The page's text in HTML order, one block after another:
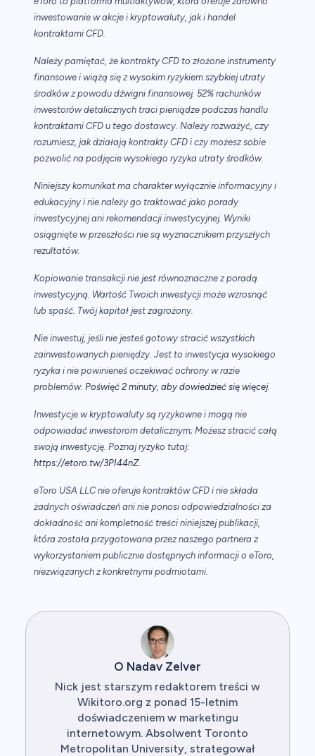
inwestowanie w akcje i kryptowaluty, jak i handel
kontraktami CFD.
Należy pamiętać, że kontrakty CFD to złożone instrumenty
finansowe i wiążą się z wysokim ryzykiem szybkiej utraty
środków z powodu dźwigni finansowej. 52% rachunków
inwestorów detalicznych traci pieniądze podczas handlu
kontraktami CFD u tego dostawcy. Należy rozważyć, czy
rozumiesz, jak działają kontrakty CFD i czy możesz sobie
pozwolić na podjęcie wysokiego ryzyka utraty środków.
Niniejszy komunikat ma charakter wyłącznie informacyjny i
edukacyjny i nie należy go traktować jako porady
inwestycyjnej ani rekomendacji inwestycyjnej. Wyniki
osiągnięte w przeszłości nie są wyznacznikiem przyszłych
rezultatów.
Kopiowanie transakcji nie jest równoznaczne z poradą
inwestycyjną. Wartość Twoich inwestycji może wzrosnąć
lub spaść. Twój kapitał jest zagrożony.
Nie inwestuj, jeśli nie jesteś gotowy stracić wszystkich
zainwestowanych pieniędzy. Jest to inwestycja wysokiego
ryzyka i nie powinieneś oczekiwać ochrony w razie
problemów. Poświęć 2 minuty, aby dowiedzieć się więcej.
Inwestycje w kryptowaluty są ryzykowne i mogą nie
odpowiadać inwestorom detalicznym; Możesz stracić całą
swoją inwestycję. Poznaj ryzyko tutaj:
https://etoro.tw/3PI44nZ.
eToro USA LLC nie oferuje kontraktów CFD i nie składa
żadnych oświadczeń ani nie ponosi odpowiedzialności za
dokładność ani kompletność treści niniejszej publikacji,
która została przygotowana przez naszego partnera z
wykorzystaniem publicznie dostępnych informacji o eToro,
niezwiązanych z konkretnymi podmiotami.
O Nadav Zelver
Nick jest starszym redaktorem treści w
Wikitoro.org z ponad 15-letnim
doświadczeniem w marketingu
internetowym. Absolwent Toronto
Metropolitan University, strategował